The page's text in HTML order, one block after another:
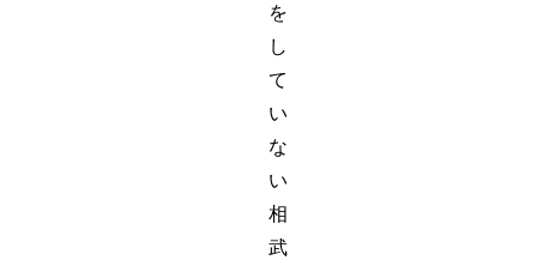
を
し
て
い
な
い
相
武